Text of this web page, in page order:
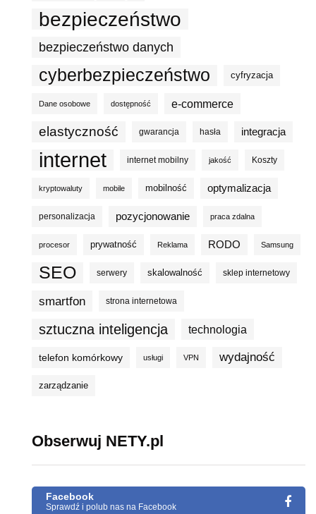
bezpieczeństwo
bezpieczeństwo danych
cyberbezpieczeństwo cyfryzacja
Dane osobowe dostępność e-commerce
elastyczność gwarancja hasła integracja
internet internet mobilny jakość Koszty
kryptowaluty mobile mobilność optymalizacja
personalizacja pozycjonowanie praca zdalna
procesor prywatność Reklama RODO Samsung
SEO serwery skalowalność sklep internetowy
smartfon strona internetowa
sztuczna inteligencja technologia
telefon komórkowy usługi VPN wydajność
zarządzanie
Obserwuj NETY.pl
Facebook
Sprawdź i polub nas na Facebook